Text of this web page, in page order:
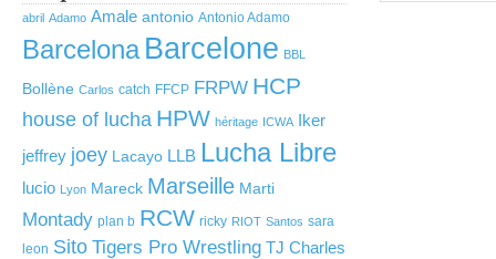
abril Adamo Amale antonio Antonio Adamo
Barcelona Barcelone BBL
Bollène Carlos catch FFCP FRPW HCP
house of lucha HPW héritage ICWA Iker
jeffrey joey Lacayo LLB Lucha Libre
lucio Lyon Mareck Marseille Marti
Montady plan b RCW ricky RIOT Santos sara
leon Sito Tigers Pro Wrestling TJ Charles